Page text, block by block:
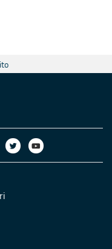
Seguente